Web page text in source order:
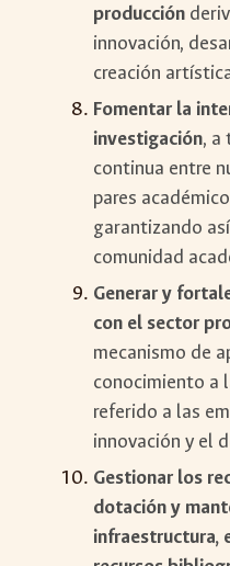
producción
innovación,
creación
Fomentar la
investigación, a
continua entre
pares
garantizando
comunidad
Generar y
con el sector
mecanismo de
conocimiento a
referido a las
innovación y el
Gestionar los
dotación y
infraestructura,